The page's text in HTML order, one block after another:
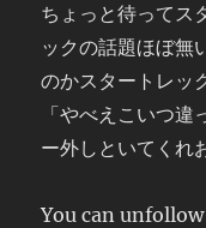
ちょっと待ってス
ックの話題ほぼ無
のかスタートレッ
「やべえこいつ
ー外しといてくれ
You can